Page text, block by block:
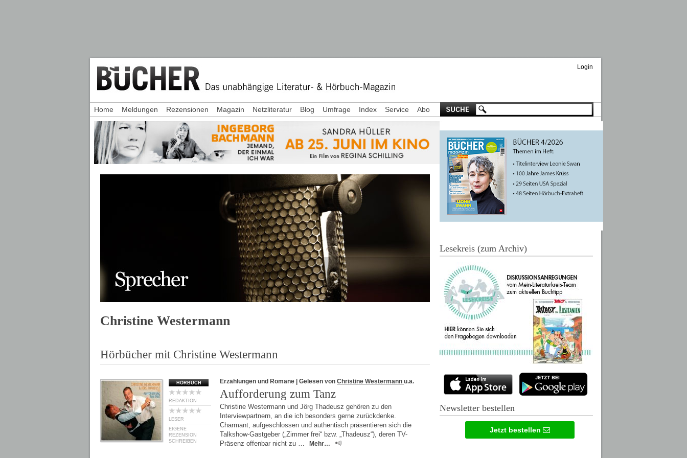
Login
Christine Westermann
Hörbücher mit Christine Westermann
HÖRBUCH
REDAKTION
LESER
EIGENE
REZENSION
SCHREIBEN
Erzählungen und Romane | Gelesen von Christine Westermann u.a.
Aufforderung zum Tanz
Christine Westermann und Jörg Thadeusz gehören zu den
Interviewpartnern, an die ich besonders gerne zurückdenke.
Charmant, aufgeschlossen und authentisch präsentieren sich die
Talkshow-Gastgeber („Zimmer frei“ bzw. „Thadeusz“), deren TV-
Präsenz offenbar nicht zu …
Mehr…
Home Meldungen Rezensionen Magazin Netzliteratur Blog Umfrage Index Service Abo
Lesekreis (zum Archiv)
Newsletter bestellen
Jetzt bestellen